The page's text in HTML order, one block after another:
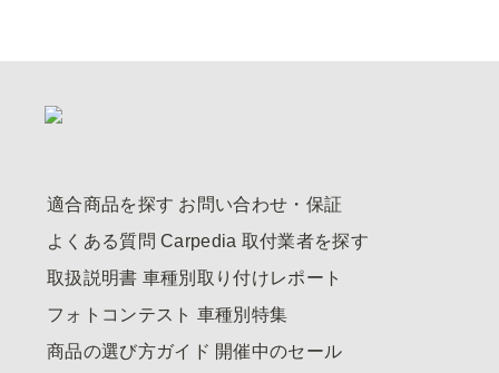
適合商品を探す お問い合わせ・保証
よくある質問 Carpedia 取付業者を探す
取扱説明書 車種別取り付けレポート
フォトコンテスト 車種別特集
商品の選び方ガイド 開催中のセール